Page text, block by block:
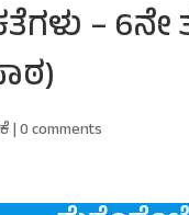
–
|0 comments